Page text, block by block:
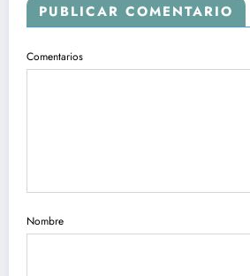
PUBLICAR COMENTARIO
Comentarios
Nombre